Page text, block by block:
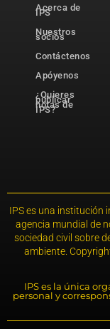
Acerca de
IPS
Nuestros
socios
Contáctenos
Apóyenos
¿Quieres
publicar
notas de
IPS?
IPS es una institución
agencia mundial de
sociedad civil sobre
ambiente.
IPS es la única
personal y